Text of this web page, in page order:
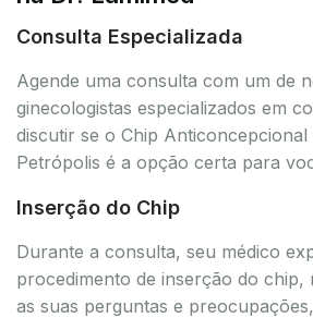
Consulta Especializada
Agende uma consulta com um de
ginecologistas especializados em
discutir se o Chip Anticoncepcional
Petrópolis é a opção certa para
Inserção do Chip
Durante a consulta, seu médico
procedimento de inserção do chip,
as suas perguntas e